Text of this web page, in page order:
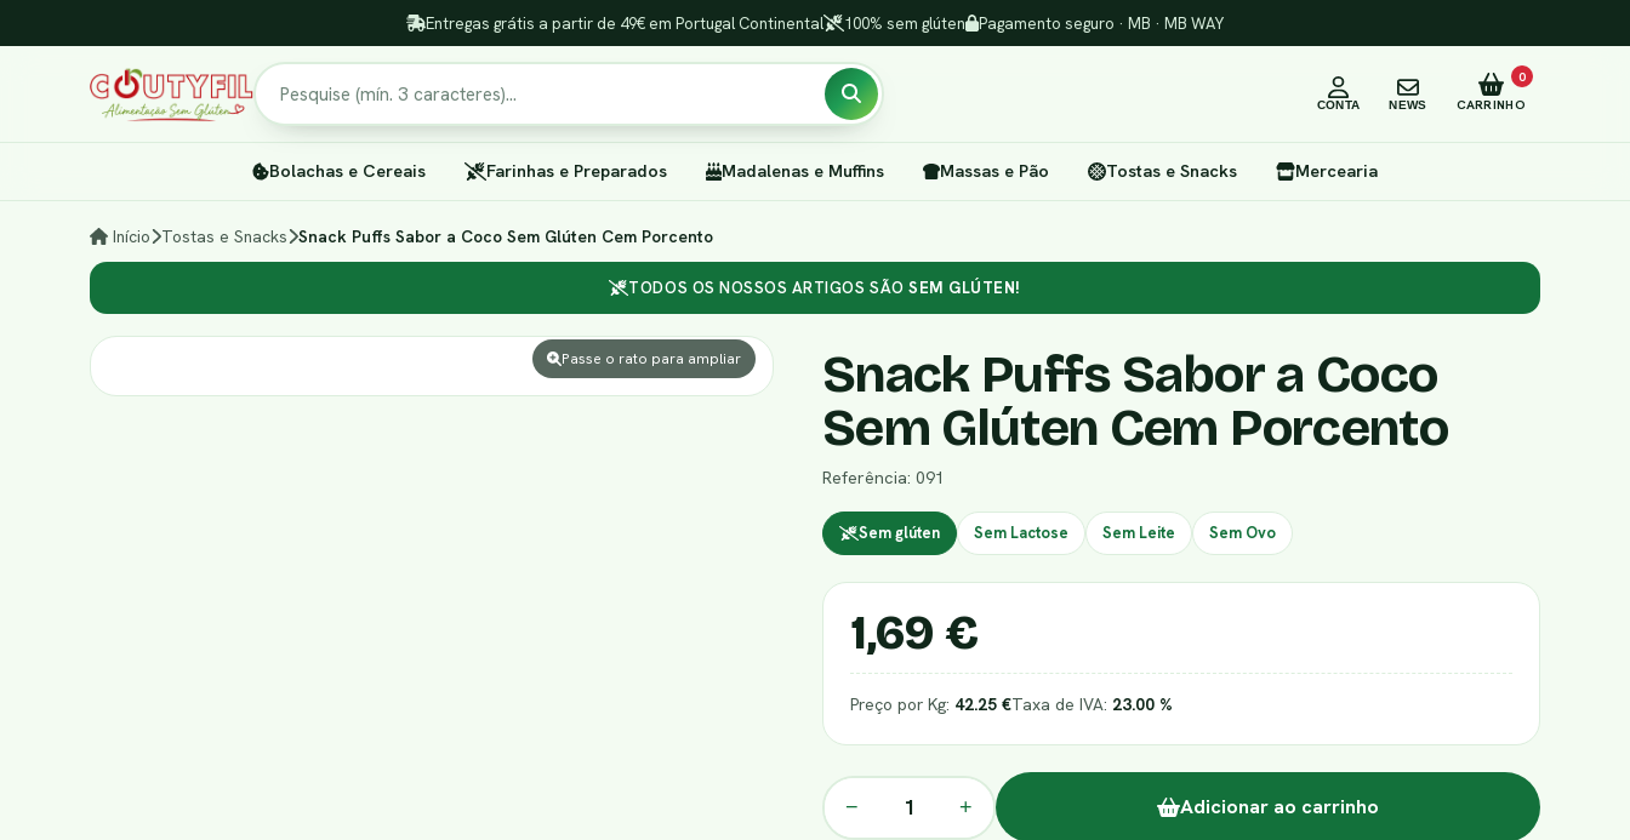
Entregas grátis a partir de 49€ em Portugal Continental 100% sem glúten Pagamento seguro · MB · MB WAY
Pesquisar
CONTA NEWS CARRINHO
0
Bolachas e Cereais Farinhas e Preparados Madalenas e Muffins Massas e Pão Tostas e Snacks Mercearia
Início Tostas e Snacks Snack Puffs Sabor a Coco Sem Glúten Cem Porcento
TODOS OS NOSSOS ARTIGOS SÃO SEM GLÚTEN!
Passe o rato para ampliar
Snack Puffs Sabor a Coco
Sem Glúten Cem Porcento
Referência: 091
Sem glúten Sem Lactose Sem Leite Sem Ovo
1,69 €
Preço por Kg: 42.25 €Taxa de IVA: 23.00 %
− + Adicionar ao carrinho